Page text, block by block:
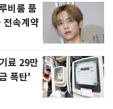
비룸 품
속계약
료 29만
폭탄'